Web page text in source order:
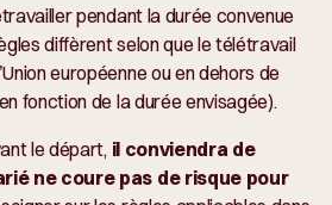
pendant la durée convenue
diffèrent selon que le télétravail
européenne ou en dehors de
fonction de la durée envisagée).
le départ, il conviendra de
ne coure pas de risque pour